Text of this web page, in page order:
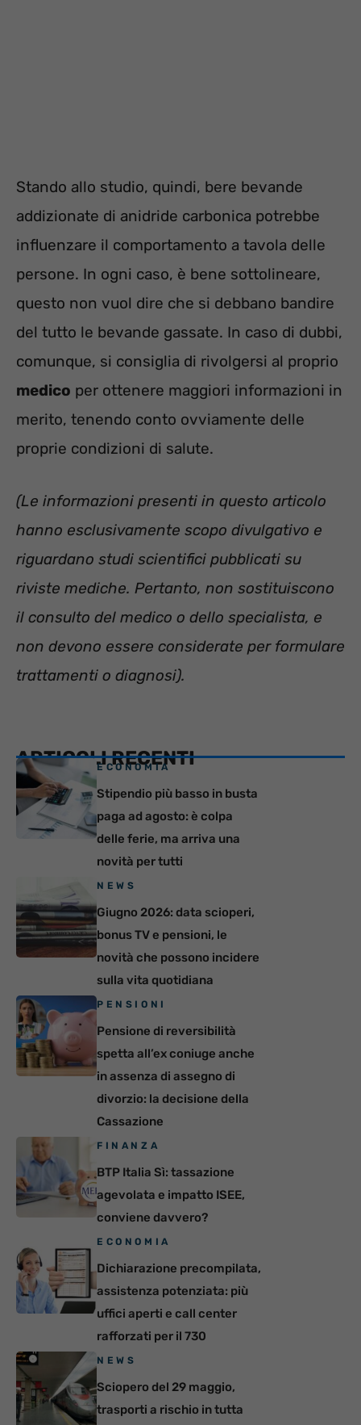
Stando allo studio, quindi, bere bevande
addizionate di anidride carbonica potrebbe
influenzare il comportamento a tavola delle
persone. In ogni caso, è bene sottolineare,
questo non vuol dire che si debbano bandire
del tutto le bevande gassate. In caso di dubbi,
comunque, si consiglia di rivolgersi al proprio
medico per ottenere maggiori informazioni in
merito, tenendo conto ovviamente delle
proprie condizioni di salute.
(Le informazioni presenti in questo articolo
hanno esclusivamente scopo divulgativo e
riguardano studi scientifici pubblicati su
riviste mediche. Pertanto, non sostituiscono
il consulto del medico o dello specialista, e
non devono essere considerate per formulare
trattamenti o diagnosi).
ARTICOLI RECENTI
ECONOMIA
Stipendio più basso in busta
paga ad agosto: è colpa
delle ferie, ma arriva una
novità per tutti
NEWS
Giugno 2026: data scioperi,
bonus TV e pensioni, le
novità che possono incidere
sulla vita quotidiana
PENSIONI
Pensione di reversibilità
spetta all’ex coniuge anche
in assenza di assegno di
divorzio: la decisione della
Cassazione
FINANZA
BTP Italia Sì: tassazione
agevolata e impatto ISEE,
conviene davvero?
ECONOMIA
Dichiarazione precompilata,
assistenza potenziata: più
uffici aperti e call center
rafforzati per il 730
NEWS
Sciopero del 29 maggio,
trasporti a rischio in tutta